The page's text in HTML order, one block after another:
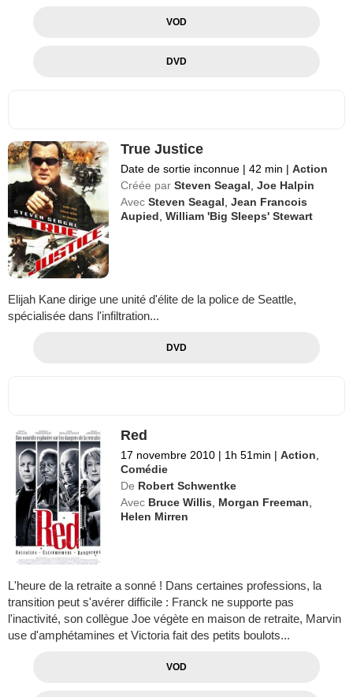
VOD
DVD
True Justice
Date de sortie inconnue | 42 min | Action
Créée par Steven Seagal ,Joe Halpin
Avec Steven Seagal ,Jean Francois
Aupied ,William 'Big Sleeps' Stewart
Elijah Kane dirige une unité d'élite de la police de Seattle,
spécialisée dans l'infiltration...
DVD
Red
17 novembre 2010 | 1h 51min | Action
Comédie
De Robert Schwentke
Avec Bruce Willis Morgan Freeman
Helen Mirren
L'heure de la retraite a sonné ! Dans certaines professions, la
transition peut s'avérer difficile : Franck ne supporte pas
l'inactivité, son collègue Joe végète en maison de retraite, Marvin
use d'amphétamines et Victoria fait des petits boulots...
VOD